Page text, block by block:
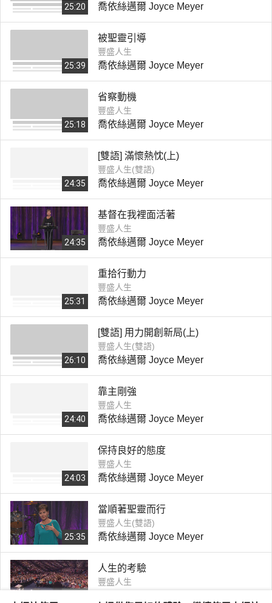
25:20 喬依絲邁爾 Joyce Meyer
25:39
被聖靈引導
豐盛人生
喬依絲邁爾 Joyce Meyer
25:18
省察動機
豐盛人生
喬依絲邁爾 Joyce Meyer
24:35
[雙語] 滿懷熱忱(上)
豐盛人生(雙語)
喬依絲邁爾 Joyce Meyer
24:35
基督在我裡面活著
豐盛人生
喬依絲邁爾 Joyce Meyer
25:31
重拾行動力
豐盛人生
喬依絲邁爾 Joyce Meyer
26:10
[雙語] 用力開創新局(上)
豐盛人生(雙語)
喬依絲邁爾 Joyce Meyer
24:40
靠主剛強
豐盛人生
喬依絲邁爾 Joyce Meyer
24:03
保持良好的態度
豐盛人生
喬依絲邁爾 Joyce Meyer
25:35
當順著聖靈而行
豐盛人生(雙語)
喬依絲邁爾 Joyce Meyer
人生的考驗
豐盛人生